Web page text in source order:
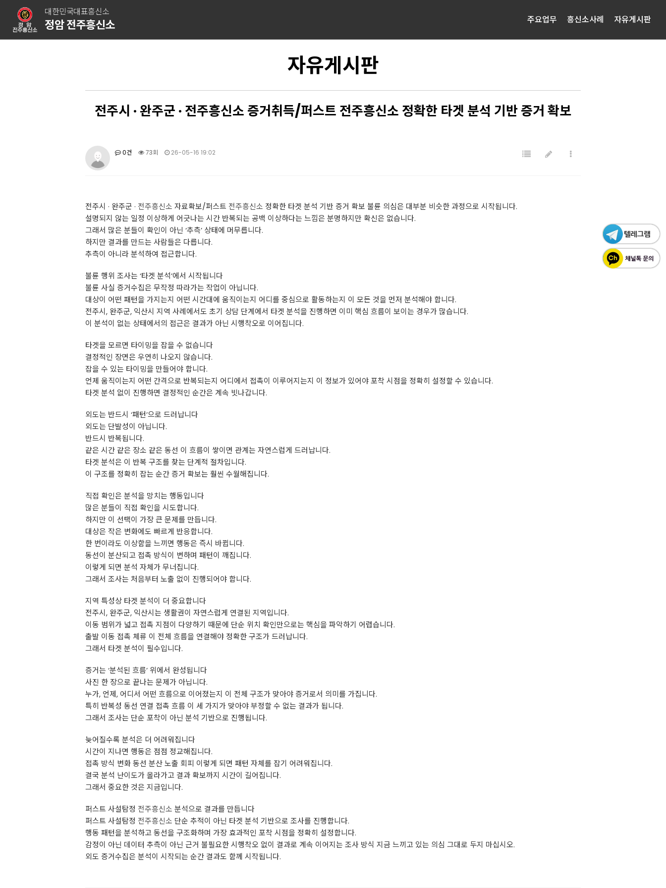
대한민국대표흥신소
정암 전주흥신소 주요업무 흥신소사례 자유게시판
자유게시판
전주시 · 완주군 · 전주흥신소 증거취득/퍼스트 전주흥신소 정확한 타겟 분석 기반 증거 확보
0건 73회 26-05-16 19:02
전주시 · 완주군 · 전주흥신소 자료확보/퍼스트 전주흥신소 정확한 타겟 분석 기반 증거 확보 불륜 의심은 대부분 비슷한 과정으로 시작됩니다.
설명되지 않는 일정 이상하게 어긋나는 시간 반복되는 공백 이상하다는 느낌은 분명하지만 확신은 없습니다.
그래서 많은 분들이 확인이 아닌 ‘추측’ 상태에 머무릅니다.
하지만 결과를 만드는 사람들은 다릅니다.
추측이 아니라 분석하여 접근합니다.
불륜 행위 조사는 ‘타겟 분석’에서 시작됩니다
불륜 사실 증거수집은 무작정 따라가는 작업이 아닙니다.
대상이 어떤 패턴을 가지는지 어떤 시간대에 움직이는지 어디를 중심으로 활동하는지 이 모든 것을 먼저 분석해야 합니다.
전주시, 완주군, 익산시 지역 사례에서도 초기 상담 단계에서 타겟 분석을 진행하면 이미 핵심 흐름이 보이는 경우가 많습니다.
이 분석이 없는 상태에서의 접근은 결과가 아닌 시행착오로 이어집니다.
타겟을 모르면 타이밍을 잡을 수 없습니다
결정적인 장면은 우연히 나오지 않습니다.
잡을 수 있는 타이밍을 만들어야 합니다.
언제 움직이는지 어떤 간격으로 반복되는지 어디에서 접촉이 이루어지는지 이 정보가 있어야 포착 시점을 정확히 설정할 수 있습니다.
타겟 분석 없이 진행하면 결정적인 순간은 계속 빗나갑니다.
외도는 반드시 ‘패턴’으로 드러납니다
외도는 단발성이 아닙니다.
반드시 반복됩니다.
같은 시간 같은 장소 같은 동선 이 흐름이 쌓이면 관계는 자연스럽게 드러납니다.
타겟 분석은 이 반복 구조를 찾는 단계적 절차입니다.
이 구조를 정확히 잡는 순간 증거 확보는 훨씬 수월해집니다.
직접 확인은 분석을 망치는 행동입니다
많은 분들이 직접 확인을 시도합니다.
하지만 이 선택이 가장 큰 문제를 만듭니다.
대상은 작은 변화에도 빠르게 반응합니다.
한 번이라도 이상함을 느끼면 행동은 즉시 바뀝니다.
동선이 분산되고 접촉 방식이 변하며 패턴이 깨집니다.
이렇게 되면 분석 자체가 무너집니다.
그래서 조사는 처음부터 노출 없이 진행되어야 합니다.
지역 특성상 타겟 분석이 더 중요합니다
전주시, 완주군, 익산시는 생활권이 자연스럽게 연결된 지역입니다.
이동 범위가 넓고 접촉 지점이 다양하기 때문에 단순 위치 확인만으로는 핵심을 파악하기 어렵습니다.
출발 이동 접촉 체류 이 전체 흐름을 연결해야 정확한 구조가 드러납니다.
그래서 타겟 분석이 필수입니다.
증거는 ‘분석된 흐름’ 위에서 완성됩니다
사진 한 장으로 끝나는 문제가 아닙니다.
누가, 언제, 어디서 어떤 흐름으로 이어졌는지 이 전체 구조가 맞아야 증거로서 의미를 가집니다.
특히 반복성 동선 연결 접촉 흐름 이 세 가지가 맞아야 부정할 수 없는 결과가 됩니다.
그래서 조사는 단순 포착이 아닌 분석 기반으로 진행됩니다.
늦어질수록 분석은 더 어려워집니다
시간이 지나면 행동은 점점 정교해집니다.
접촉 방식 변화 동선 분산 노출 회피 이렇게 되면 패턴 자체를 잡기 어려워집니다.
결국 분석 난이도가 올라가고 결과 확보까지 시간이 길어집니다.
그래서 중요한 것은 지금입니다.
퍼스트 사설탐정 전주흥신소 분석으로 결과를 만듭니다
퍼스트 사설탐정 전주흥신소 단순 추적이 아닌 타겟 분석 기반으로 조사를 진행합니다.
행동 패턴을 분석하고 동선을 구조화하며 가장 효과적인 포착 시점을 정확히 설정합니다.
감정이 아닌 데이터 추측이 아닌 근거 불필요한 시행착오 없이 결과로 계속 이어지는 조사 방식 지금 느끼고 있는 의심 그대로 두지 마십시오.
외도 증거수집은 분석이 시작되는 순간 결과도 함께 시작됩니다.